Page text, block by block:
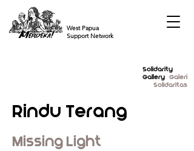
West Papua
Support Network
Solidarity
Gallery Galeri
Solidaritas
Rindu Terang
Missing Light